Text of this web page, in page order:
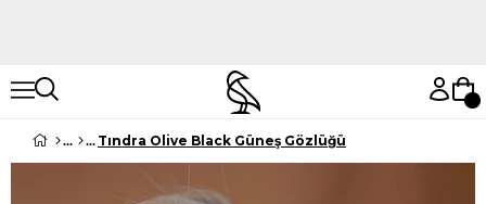
Tındra Olive Black Güneş Gözlüğü